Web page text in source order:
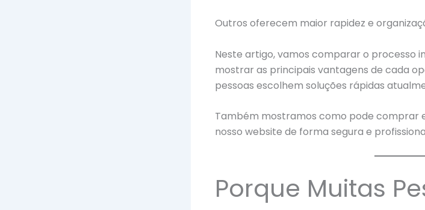
Outros oferecem maior rapidez e
Neste artigo, vamos comparar o processo
mostrar as principais vantagens de cada
pessoas escolhem soluções rápidas
Também mostramos como pode comprar
nosso website de forma segura e
Porque Muitas